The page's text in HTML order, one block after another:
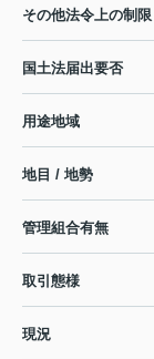
その他法令上の制限
国土法届出要否
用途地域
地目 / 地勢
管理組合有無
取引態様
現況